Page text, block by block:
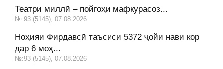
Театри миллӣ – пойгоҳи мафкурасоз...
№:93 (5145), 07.08.2026
Ноҳияи Фирдавсӣ таъсиси 5372 ҷойи нави кор
дар 6 моҳ...
№:93 (5145), 07.08.2026